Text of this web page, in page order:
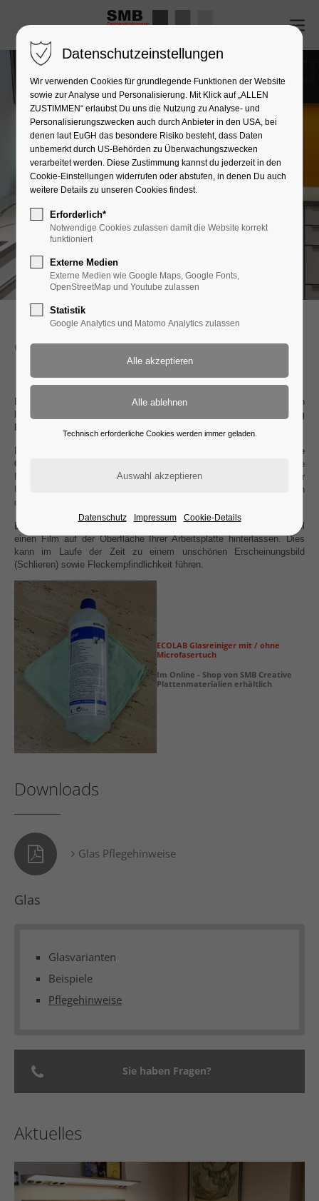
Glas - Pflegehinweise
ESG-Glasarbeitsplatten haben eine
gegen
handelsübliche Säuren/Laugen und sind
kurzzeitig hitzebeständig
Für die
normale
Glasreinigungsmittel
verwendet. Chemikalien oder stark ätzende
Materialien sind sofort mit Wasser zu entfernen. Sie könnten unter
Umständen die Glasoberfläche angreifen. Bei satinierten Oberflächen
dürfen keine silikonhaltigen Reiniger verwendet werden.
Bitte beachten Sie, dass alle schichtbildenden Mittel z.B. Spülmittel
einen Film auf der Oberfläche Ihrer Arbeitsplatte hinterlassen. Dies
kann im Laufe der Zeit zu einem unschönen Erscheinungsbild
(Schlieren) sowie Fleckempfindlichkeit führen.
ECOLAB Glasreiniger mit / ohne
Microfasertuch
Im Online - Shop von SMB Creative
Plattenmaterialien erhältlich
Downloads
Glas Pflegehinweise
Glas
Glasvarianten
Beispiele
Pflegehinweise
Sie haben Fragen?
Aktuelles
Datenschutzeinstellungen
Wir verwenden Cookies für grundlegende Funktionen der Website
sowie zur Analyse und Personalisierung. Mit Klick auf „ALLEN
ZUSTIMMEN“ erlaubst Du uns die Nutzung zu Analyse- und
Personalisierungszwecken auch durch Anbieter in den USA, bei
denen laut EuGH das besondere Risiko besteht, dass Daten
unbemerkt durch US-Behörden zu Überwachungszwecken
verarbeitet werden. Diese Zustimmung kannst du jederzeit in den
Cookie-Einstellungen widerrufen oder abstufen, in denen Du auch
weitere Details zu unseren Cookies findest.
Erforderlich*
Notwendige Cookies zulassen damit die Website korrekt
funktioniert
Externe Medien
Externe Medien wie Google Maps, Google Fonts,
OpenStreetMap und Youtube zulassen
Statistik
Google Analytics und Matomo Analytics zulassen
Technisch erforderliche Cookies werden immer geladen.
Datenschutz Impressum Cookie-Details